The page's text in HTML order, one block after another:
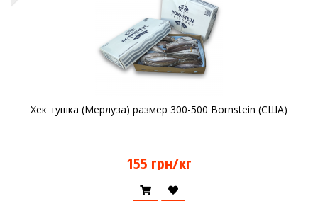
Хек тушка (Мерлуза) размер 300-500 Bornstein (США)
155 грн/кг